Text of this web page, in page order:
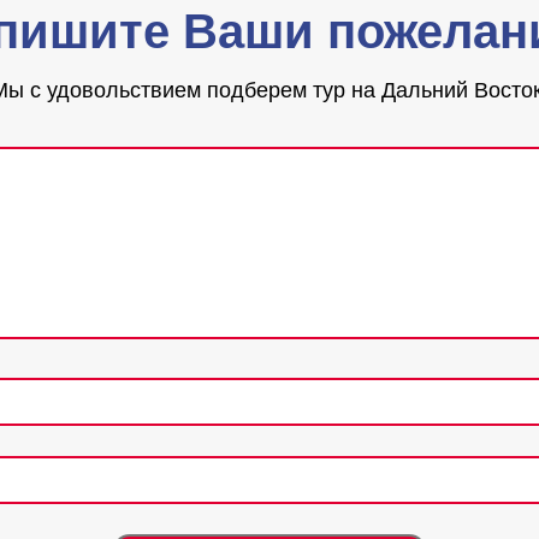
Ваши
с удовольствием подберем тур на Дальний